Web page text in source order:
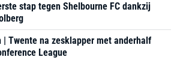
stap tegen Shelbourne FC dankzij
| Twente na zesklapper met anderhalf
League